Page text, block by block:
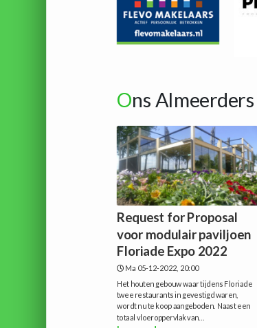
Ons
Request for Proposal
voor modulair paviljoen
Floriade Expo 2022
Ma 05-12-2022, 20:00
Het houten gebouw waar tijdens Floriade
twee restaurants in gevestigd waren,
wordt nu te koop aangeboden. Naast een
totaal vloeroppervlak van...